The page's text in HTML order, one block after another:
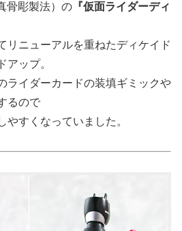
骨彫製法）の 『仮面ライダーディ
リニューアルを重ねたディケイド
アップ。
ライダーカードの装填ギミックや
るので
やすくなっていました。